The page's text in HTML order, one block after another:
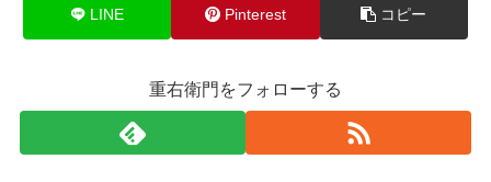
LINE Pinterest コピー
重右衛門をフォローする